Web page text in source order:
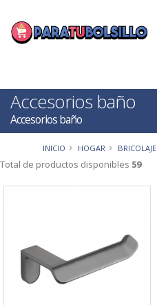
Accesorios baño
Accesorios baño
INICIO HOGAR BRICOLAJE
Total de productos disponibles 59